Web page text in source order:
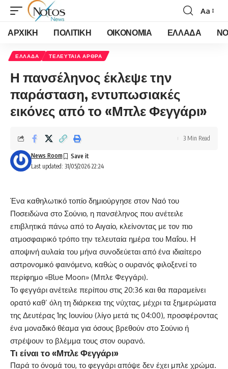
Font
Resizer
Aa
ΑΡΧΙΚΗ ΠΟΛΙΤΙΚΗ ΟΙΚΟΝΟΜΙΑ ΕΛΛΑΔΑ
ΕΛΛΑΔΑ ΤΕΛΕΥΤΑΙΑ ΑΡΘΡΑ
Η πανσέληνος έκλεψε την
παράσταση, εντυπωσιακές
εικόνες από το «Μπλε Φεγγάρι»
Last updated: 31/05/2026 22:24
News Room
3 Min Read
Ένα καθηλωτικό τοπίο δημιούργησε στον Ναό του
Ποσειδώνα στο Σούνιο, η πανσέληνος που ανέτειλε
επιβλητικά πάνω από το Αιγαίο, κλείνοντας με τον πιο
ατμοσφαιρικό τρόπο την τελευταία ημέρα του Μαΐου. Η
αποψινή αυλαία του μήνα συνοδεύεται από ένα ιδιαίτερο
αστρονομικό φαινόμενο, καθώς ο ουρανός φιλοξενεί το
περίφημο «Blue Moon» (Μπλε Φεγγάρι).
​Το φεγγάρι ανέτειλε περίπου στις 20:36 και θα παραμείνει
ορατό καθ’ όλη τη διάρκεια της νύχτας, μέχρι τα ξημερώματα
της Δευτέρας 1ης Ιουνίου (λίγο μετά τις 04:00), προσφέροντας
ένα μοναδικό θέαμα για όσους βρεθούν στο Σούνιο ή
στρέψουν το βλέμμα τους στον ουρανό.
​Τι είναι το «Μπλε Φεγγάρι»
​Παρά το όνομά του, το φεγγάρι απόψε δεν έχει μπλε χρώμα.